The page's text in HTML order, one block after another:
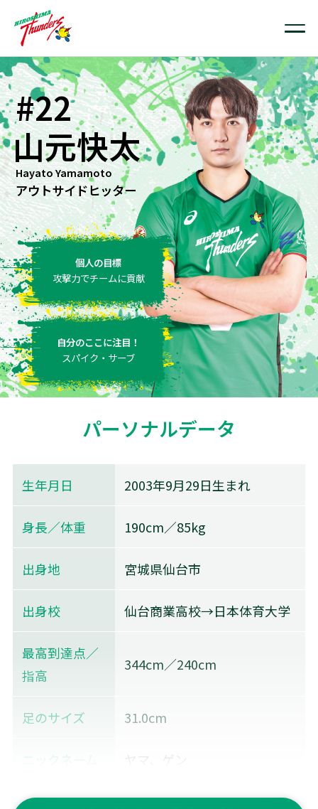
#22
山元快太
Hayato Yamamoto
アウトサイドヒッター
個人の目標
攻撃力でチームに貢献
自分のここに注目！
スパイク・サーブ
パーソナルデータ
生年月日 2003年9月29日生まれ
身長／体重 190cm／85kg
出身地 宮城県仙台市
出身校 仙台商業高校→日本体育大学
最高到達点／
指高
344cm／240cm
足のサイズ 31.0cm
ニックネーム ヤマ、ゲン
血液型 O型